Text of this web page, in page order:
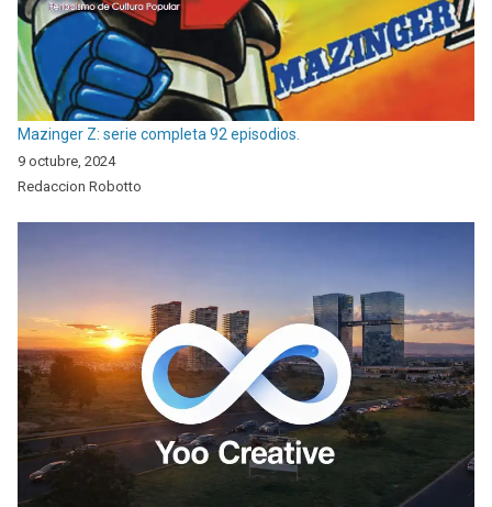
Mazinger Z: serie completa 92 episodios.
9 octubre, 2024
Redaccion Robotto